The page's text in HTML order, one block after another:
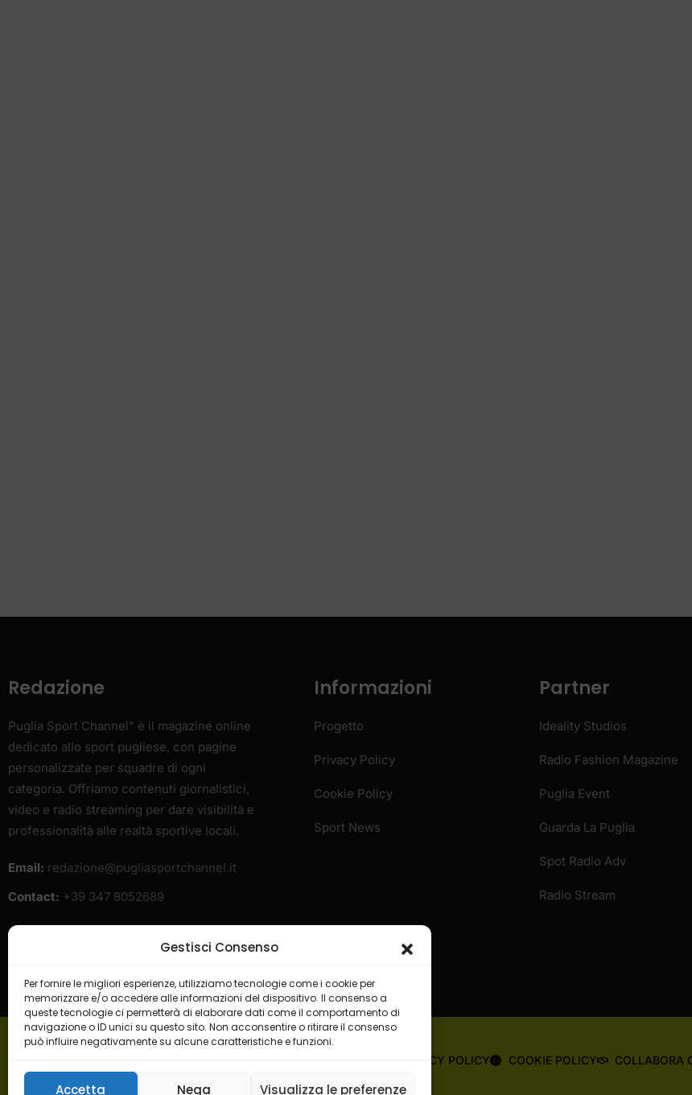
Gestisci Consenso
Per fornire le migliori esperienze, utilizziamo tecnologie come i cookie per
memorizzare e/o accedere alle informazioni del dispositivo. Il consenso a
queste tecnologie ci permetterà di elaborare dati come il comportamento di
navigazione o ID unici su questo sito. Non acconsentire o ritirare il consenso
può influire negativamente su alcune caratteristiche e funzioni.
Accetta Nega Visualizza le preferenze
Redazione
dedicato allo sport pugliese, con pagine
personalizzate per squadre di ogni
video e radio streaming per dare visibilità e
Email: redazione@pugliasportchannel.it
Contact: +39 347 8052689
Informazioni
Cookie Policy
Partner
Ideality Studios
Radio Fashion Magazine